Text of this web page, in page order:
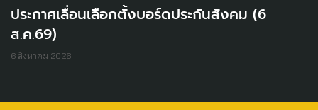
ประกาศเลื่อนเลือกตั้งบอร์ดประกันสังคม (6
ส.ค.69)
6 สิงหาคม 2026